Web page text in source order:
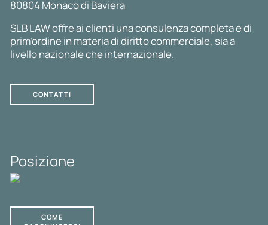
80804 Monaco di Baviera
SLB LAW offre ai clienti una consulenza completa e di
prim’ordine in materia di diritto commerciale, sia a
livello nazionale che internazionale.
CONTATTI
Posizione
COME